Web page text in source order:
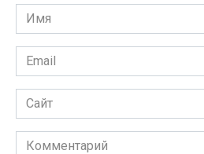
Имя
*
Email
*
Сайт
Комментарий